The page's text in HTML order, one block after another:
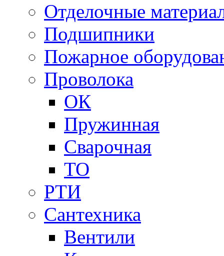
Отделочные
Подшипники
Пожарное
Проволока
ОК
Пружинная
Сварочная
ТО
РТИ
Сантехника
Вентили